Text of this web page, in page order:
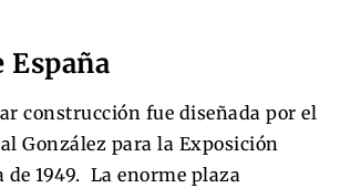
España
construcción fue diseñada por el
González para la Exposición
1949. La enorme plaza